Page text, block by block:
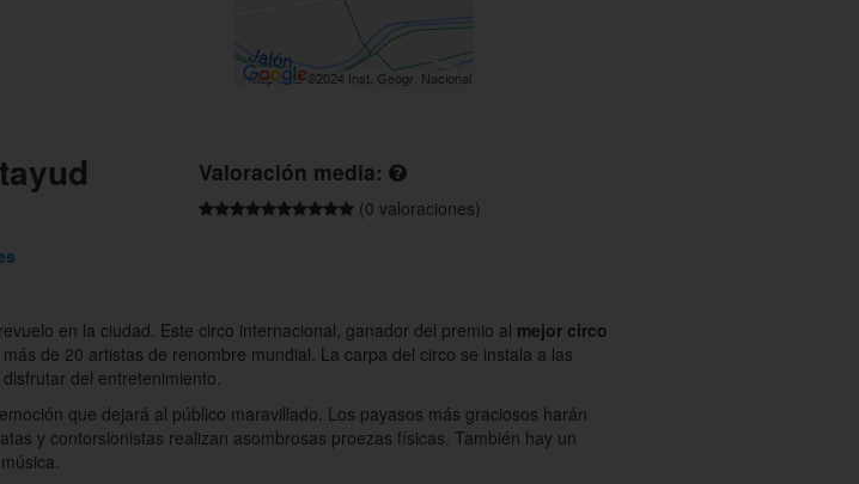
Valoración media:
(0 valoraciones)
en la ciudad. Este circo internacional, ganador del premio al mejor circo
de 20 artistas de renombre mundial. La carpa del circo se instala a las
del entretenimiento.
que dejará al público maravillado. Los payasos más graciosos harán
y contorsionistas realizan asombrosas proezas físicas. También hay un